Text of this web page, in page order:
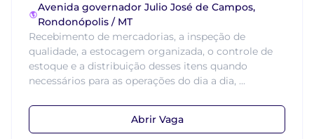
Avenida governador Julio José de Campos,
Rondonópolis / MT
Recebimento de mercadorias, a inspeção de
qualidade, a estocagem organizada, o controle de
estoque e a distribuição desses itens quando
necessários para as operações do dia a dia, ...
Abrir Vaga